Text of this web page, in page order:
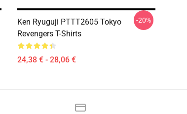
Ken Ryuguji PTTT2605 Tokyo
Revengers T-Shirts
24,38 € - 28,06 €
-20%